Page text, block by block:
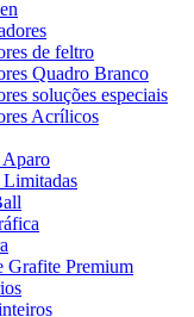
de feltro
Quadro Branco
soluções especiais
Acrílicos
Aparo
Limitadas
Grafite Premium